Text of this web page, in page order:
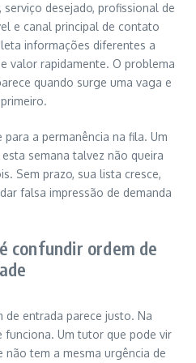
desejado, profissional de
e canal principal de contato
informações diferentes a
valor rapidamente. O problema
quando surge uma vaga e
a permanência na fila. Um
semana talvez não queira
Sem prazo, sua lista cresce,
falsa impressão de demanda
confundir ordem de
de entrada parece justo. Na
funciona. Um tutor que pode vir
tem a mesma urgência de